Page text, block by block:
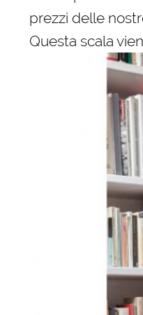
prezzi delle
Questa scala